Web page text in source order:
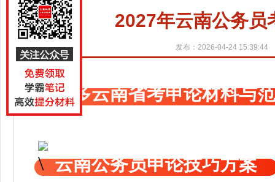
2027年云南公务员
发布：2026-04-24 15:39:44
更多云南省考申论材料与
云南公务员申论技巧方案